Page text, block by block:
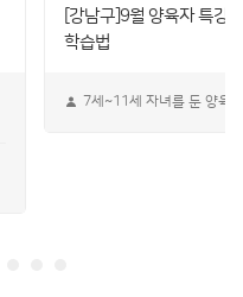
[강남구]9월 양육자 특강
학습법
7세~11세 자녀를 둔 양육자